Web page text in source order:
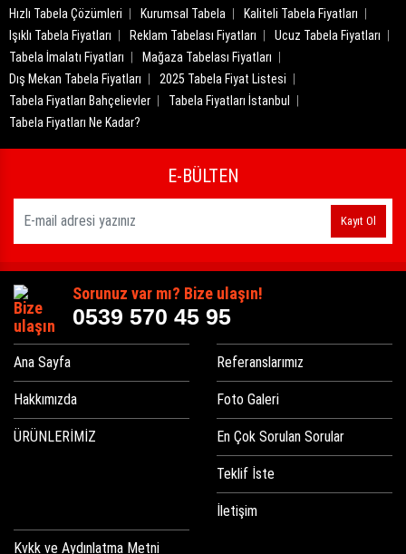
Hızlı Tabela Çözümleri
Kurumsal Tabela
Kaliteli Tabela Fiyatları
Işıklı Tabela Fiyatları
Reklam Tabelası Fiyatları
Ucuz Tabela Fiyatları
Tabela İmalatı Fiyatları
Mağaza Tabelası Fiyatları
Dış Mekan Tabela Fiyatları
2025 Tabela Fiyat Listesi
Tabela Fiyatları Bahçelievler
Tabela Fiyatları İstanbul
Tabela Fiyatları Ne Kadar?
E-BÜLTEN
Kayıt Ol
Sorunuz var mı? Bize ulaşın!
0539 570 45 95
Ana Sayfa
Hakkımızda
ÜRÜNLERİMİZ
Referanslarımız
Foto Galeri
En Çok Sorulan Sorular
Teklif İste
İletişim
Kvkk ve Aydınlatma Metni